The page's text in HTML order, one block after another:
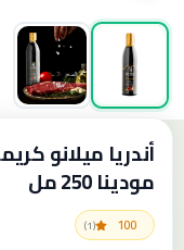
أندريا ميلانو
مودينا 250 مل
100
(1)